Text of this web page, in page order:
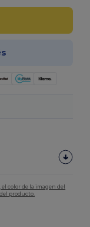
color de la imagen del
producto.